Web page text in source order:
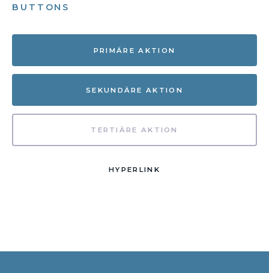
BUTTONS
PRIMÄRE AKTION
SEKUNDÄRE AKTION
TERTIÄRE AKTION
HYPERLINK